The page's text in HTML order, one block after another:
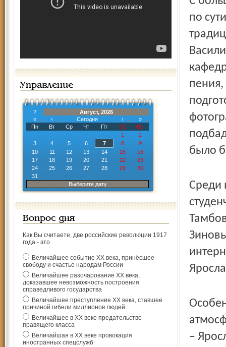
Управление
?
Август, 2026
«
‹ Сегодня ›
»
Пн
Вт Ср Чт Пт Сб
Вс
1
2
3
4 5 6 7 8
9
10
11 12 13 14 15
16
17
18 19 20 21 22
23
24
25 26 27 28 29
30
31
Выберите дату
Вопрос дня
Как Вы считаете, две российские революции 1917
года - это
Величайшее событие ХХ века, принёсшее
свободу и счастье народам России
Величайшее разочарование ХХ века,
доказавшее невозможность построения
справедливого государства
Величайшее преступление ХХ века, ставшее
причиной гибели миллионов людей
Величайшее в ХХ веке предательство
правящего класса
Величайшая в ХХ веке провокация
иностранных спецслужб
по
было
Среди
–